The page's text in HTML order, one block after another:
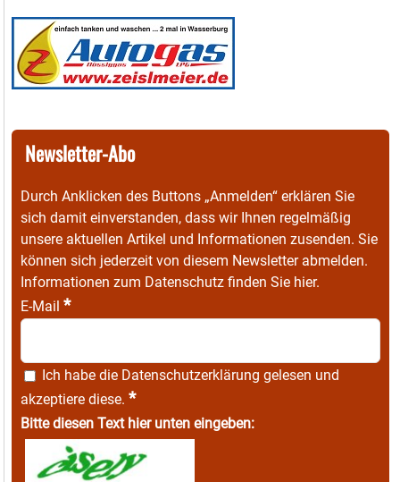
Newsletter-Abo
Durch Anklicken des Buttons „Anmelden“ erklären Sie
sich damit einverstanden, dass wir Ihnen regelmäßig
unsere aktuellen Artikel und Informationen zusenden. Sie
können sich jederzeit von diesem Newsletter abmelden.
Informationen zum Datenschutz finden Sie hier.
E-Mail *
Ich habe die Datenschutzerklärung gelesen und
akzeptiere diese. *
Bitte diesen Text hier unten eingeben: